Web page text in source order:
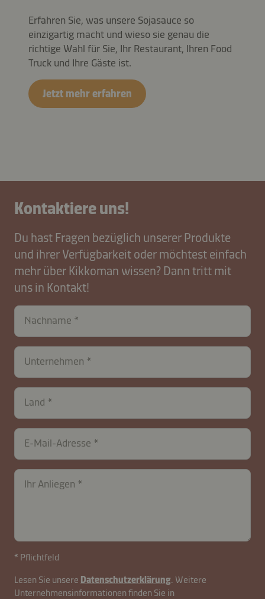
Erfahren Sie, was unsere Sojasauce so
einzigartig macht und wieso sie genau die
richtige Wahl für Sie, Ihr Restaurant, Ihren Food
Truck und Ihre Gäste ist.
Jetzt mehr erfahren
Kontaktiere uns!
Du hast Fragen bezüglich unserer Produkte
und ihrer Verfügbarkeit oder möchtest einfach
mehr über Kikkoman wissen? Dann tritt mit
uns in Kontakt!
Nachname
Unternehmen
Land
contactCH-
B2B-
26576-
f3X6sFHP7V1DEeqwImxM
E-Mail-Adresse
Ihr Anliegen
* Pflichtfeld
Lesen Sie unsere Datenschutzerklärung. Weitere
Unternehmensinformationen finden Sie in